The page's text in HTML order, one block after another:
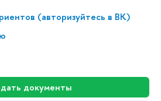
(авторизуйтесь в ВК)
документы